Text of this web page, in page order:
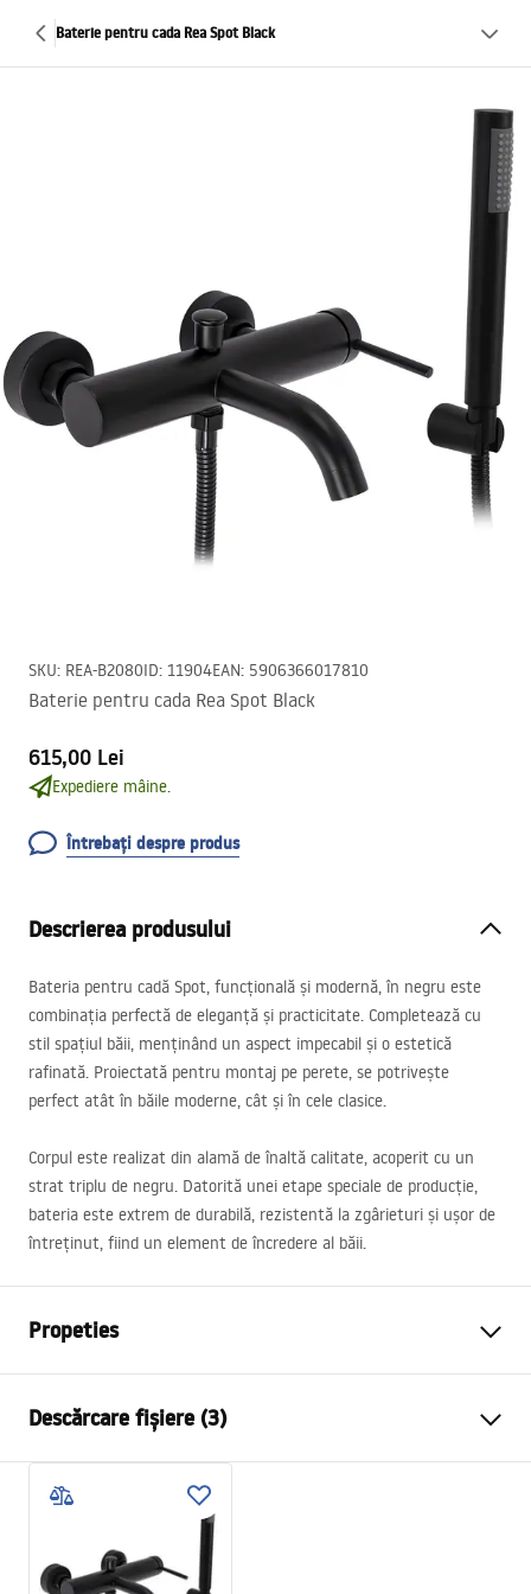
Baterie pentru cada Rea Spot Black
SKU: REA-B2080ID: 11904EAN: 5906366017810
Baterie pentru cada Rea Spot Black
615,00 Lei
Expediere mâine.
Întrebați despre produs
Descrierea produsului
Bateria pentru cadă Spot, funcțională și modernă, în negru este
combinația perfectă de eleganță și practicitate. Completează cu
stil spațiul băii, menținând un aspect impecabil și o estetică
rafinată. Proiectată pentru montaj pe perete, se potrivește
perfect atât în băile moderne, cât și în cele clasice.
Corpul este realizat din alamă de înaltă calitate, acoperit cu un
strat triplu de negru. Datorită unei etape speciale de producție,
bateria este extrem de durabilă, rezistentă la zgârieturi și ușor de
întreținut, fiind un element de încredere al băii.
Propeties
Metodă de montaj
Culoare
Negru
Tip de gura de scurgere
Lungimea gurii
Descărcare fișiere (3)
Instrucțiuni de asamblare